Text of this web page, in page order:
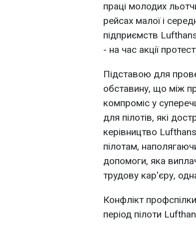
праці молодих
рейсах малої і
підприємств
- на час акції
Підставою для
обставину, що між
компроміс у
для пілотів, які
керівництво
пілотам,
допомоги, яка
трудову кар'єру,
Конфлікт
період пілоти